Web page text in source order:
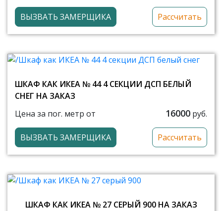
ВЫЗВАТЬ ЗАМЕРЩИКА Рассчитать
ШКАФ КАК ИКЕА № 44 4 СЕКЦИИ ДСП БЕЛЫЙ
СНЕГ НА ЗАКАЗ
Цена за пог. метр от
16000 руб.
ВЫЗВАТЬ ЗАМЕРЩИКА Рассчитать
ШКАФ КАК ИКЕА № 27 СЕРЫЙ 900 НА ЗАКАЗ